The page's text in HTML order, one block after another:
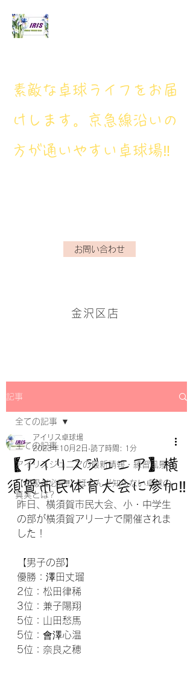
​素敵な卓球ライフをお届
けします。京急線沿いの
方が通いやすい卓球場‼
お問い合わせ
金沢区店
記事
全ての記事
アイリスジュニアの最新情報・練習風景
【初級者必見‼】ほとんど知らない卓球の
真実とは?
全ての記事
【アイリスジュニア】横
須賀市民体育大会に参加‼
アイリス卓球場
2023年10月2日 読了時間: 1分
昨日、横須賀市民大会、小・中学生
の部が横須賀アリーナで開催されま
した！
【男子の部】
優勝：澤田丈瑠
2位：松田律稀
3位：兼子陽翔
5位：山田愁馬
5位：會澤心温
5位：奈良之穂